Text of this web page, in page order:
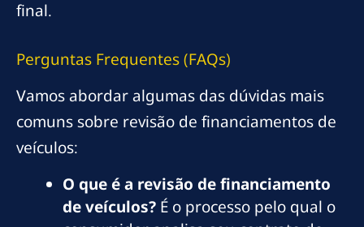
final.
Perguntas Frequentes (FAQs)
Vamos abordar algumas das dúvidas mais
comuns sobre revisão de financiamentos de
veículos:
O que é a revisão de financiamento
de veículos? É o processo pelo qual o